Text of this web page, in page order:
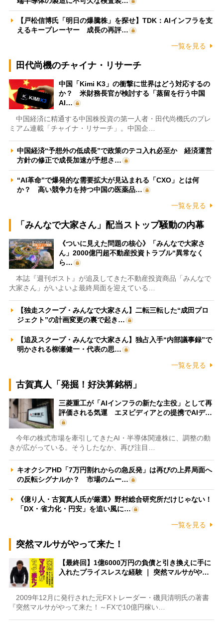
【戸松信博氏「明日の爆騰株」を探せ】TDK：AIインフラを支
えるキープレーヤー 成長の再評…
一覧を見る
田代尚機のチャイナ・リサーチ
中国「Kimi K3」の衝撃に世界はどう対応するの
か？ 米財務長官が検討する「蒸留を行う中国
AI…
中国経済に精通する中国株投資の第一人者・田代尚機氏のプレ
ミアム連載「チャイナ・リサーチ」。中国企…
中国経済“予想外の低成長”で政策のテコ入れ必至か 経済運営
方針の修正で成長加速が予想さ…
“AI革命”で爆発的な需要拡大が見込まれる「CXO」とは何
か？ 高い競争力を持つ中国の医薬品…
一覧を見る
「みんなで大家さん」配当ストップ騒動の内幕
《ついに見えた問題の核心》「みんなで大家さ
ん」2000億円超不動産投資トラブル“異常なく
ら…
本誌『週刊ポスト』が追及してきた不動産投資商品「みんなで
大家さん」がいよいよ最終局面を迎えている…
【独走スクープ・みんなで大家さん】二転三転した“成田プロ
ジェクト”の計画変更の裏で起き…
【追及スクープ・みんなで大家さん】独占入手“内部議事録”で
明かされる柳瀬健一・代表の思…
一覧を見る
古賀真人「発掘！好決算銘柄」
三菱重工が「AIインフラの新たな主役」として再
評価される気運 エヌビディアとの提携でAIデ…
今年の株式市場を牽引してきたAI・半導体関連株に、調整の動
きが広がっている。そうしたなか、再び注目…
キオクシアHD「7万円割れからの急反発」は再びの上昇局面へ
の反転シグナルか？ 市場のムー…
《億り人・古賀真人氏が厳選》野村総合研究所だけじゃない！
「DX・省力化・円安」を追い風に…
一覧を見る
突然マルサがやって来た！
【最終回】1億6000万円の負債と引き換えに手に
入れたプライスレスな経験 ｜ 突然マルサがや…
2009年12月に発行された元FXトレーダー・磯貝清明氏の著書
『突然マルサがやって来た！～FXで10億円稼い…